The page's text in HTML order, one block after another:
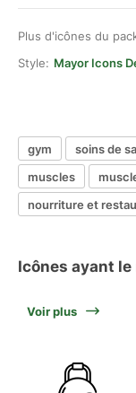
Plus d'icônes du
Style: Mayor Icons
gym soins de
muscles
nourriture et
Icônes ayant
Voir plus